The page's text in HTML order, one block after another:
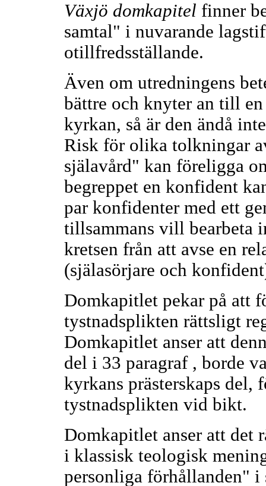
Växjö domkapitel finner
samtal" i nuvarande
otillfredsställande.
Även om utredningens
bättre och knyter an till
kyrkan, så är den ändå
Risk för olika tolkningar
själavård" kan föreligga
begreppet en konfident
par konfidenter med ett
tillsammans vill bearbeta
kretsen från att avse en
(själasörjare och
Domkapitlet pekar på att
tystnadsplikten rättsligt
Domkapitlet anser att
del i 33 paragraf , borde
kyrkans prästerskaps del,
tystnadsplikten vid bikt.
Domkapitlet anser att det
i klassisk teologisk
personliga förhållanden" i